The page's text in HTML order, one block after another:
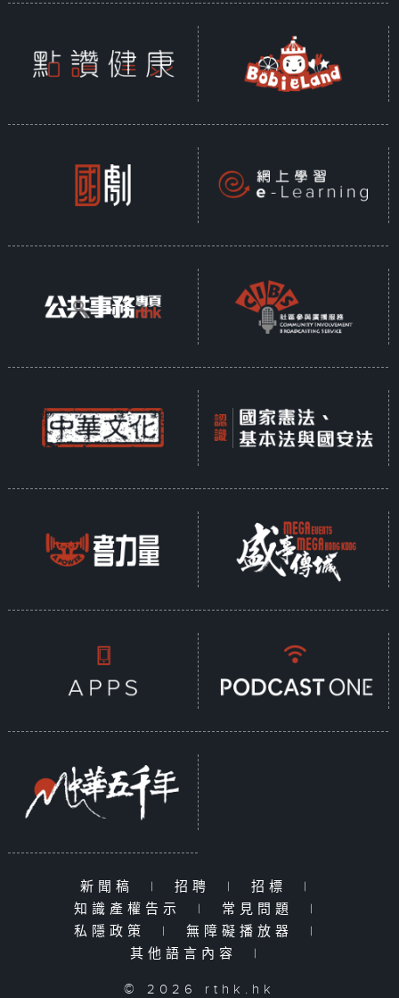
新聞稿 | 招聘 | 招標
|
知識產權告示
| 常見問題
|
私隱政策
| 無障礙播放器
|
其他語言內容
|
© 2026 rthk.hk